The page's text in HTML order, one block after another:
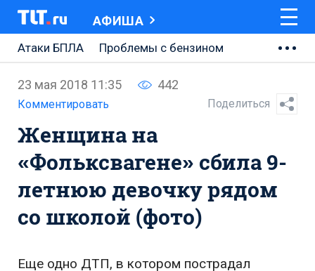
АФИША
Атаки БПЛА
Проблемы с бензином
Ремонт Центральной площади
Ремонт Обводного шоссе
Набережная Тольятти
Неделя Тольятти
23 мая 2018 11:35 442
Комментировать Поделиться
Женщина на
«Фольксвагене» сбила 9-
летнюю девочку рядом
со школой (фото)
Еще одно ДТП, в котором пострадал